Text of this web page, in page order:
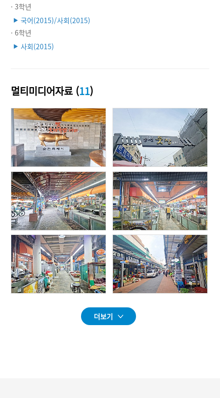
· 3학년
▶ 국어(2015)/사회(2015)
· 6학년
▶ 사회(2015)
멀티미디어자료 (11)
더보기